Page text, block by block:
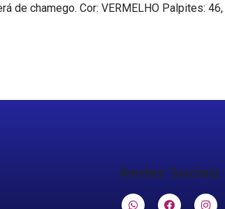
de chamego. Cor: VERMELHO Palpites:
Redes Sociais